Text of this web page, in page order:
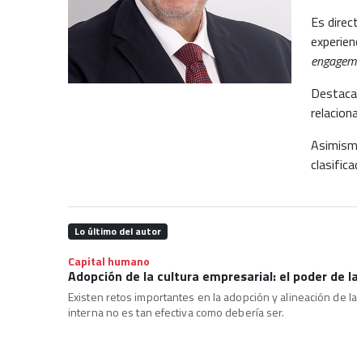
Es
Lo último del autor
Capital humano
Adopción de la cultura empresarial: el poder de
Existen retos importantes en la adopción y alineación de
interna no es tan efectiva como debería ser.